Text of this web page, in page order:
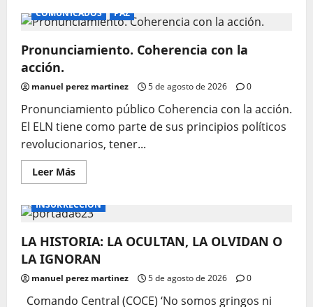
COMUNICADOS PAZ
Pronunciamiento. Coherencia con la
acción.
manuel perez martinez 5 de agosto de 2026 0
Pronunciamiento público Coherencia con la acción.
El ELN tiene como parte de sus principios políticos
revolucionarios, tener...
Leer MásLeer
más
Pronunciamiento.
Coherencia
la
acción.
INSURRECCIÓN
LA HISTORIA: LA OCULTAN, LA OLVIDAN O
LA IGNORAN
manuel perez martinez 5 de agosto de 2026 0
Comando Central (COCE) ‘No somos gringos ni